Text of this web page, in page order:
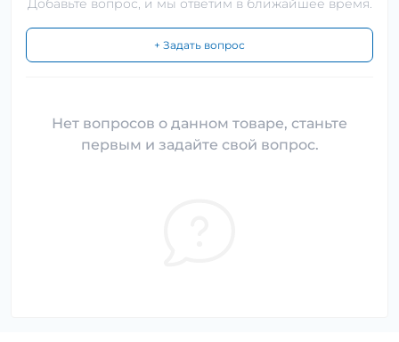
Добавьте вопрос, и мы ответим в ближайшее время.
+ Задать вопрос
Нет вопросов о данном товаре, станьте
первым и задайте свой вопрос.